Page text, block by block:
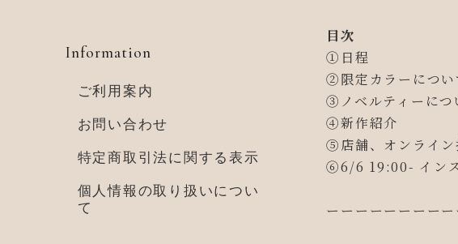
目次
①日程
②限定カラーについ
③ノベルティーにつ
④新作紹介
⑤店舗、オンライン
⑥6/6 19:00- イン
ーーーーーーーー
Information
ご利用案内
お問い合わせ
特定商取引法に関する表示
個人情報の取り扱いについ
て